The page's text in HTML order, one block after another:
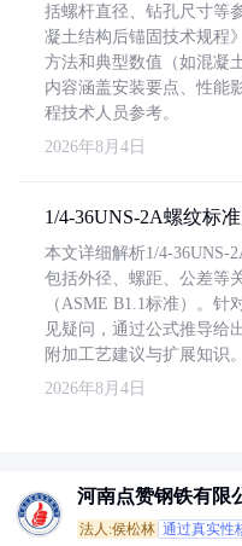
括螺杆直径、钻孔尺寸等
凝土结构后锚固技术规程
方法和典型数值（如混凝
内容涵盖安装要点、性能
程技术人员参考。
2026年8月4日
1/4-36UNS-2A螺纹标
本文详细解析1/4-36UNS-
包括外径、螺距、公差等
（ASME B1.1标准）。针
见疑问，通过公式推导给
附加工艺建议与扩展知识。
2026年8月4日
河南点赞钢铁有限
法人:侯松林 通过真实性